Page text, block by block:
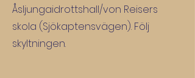
Åsljungaidrottshall/von Reisers
skola (Sjökaptensvägen). Följ
skyltningen.